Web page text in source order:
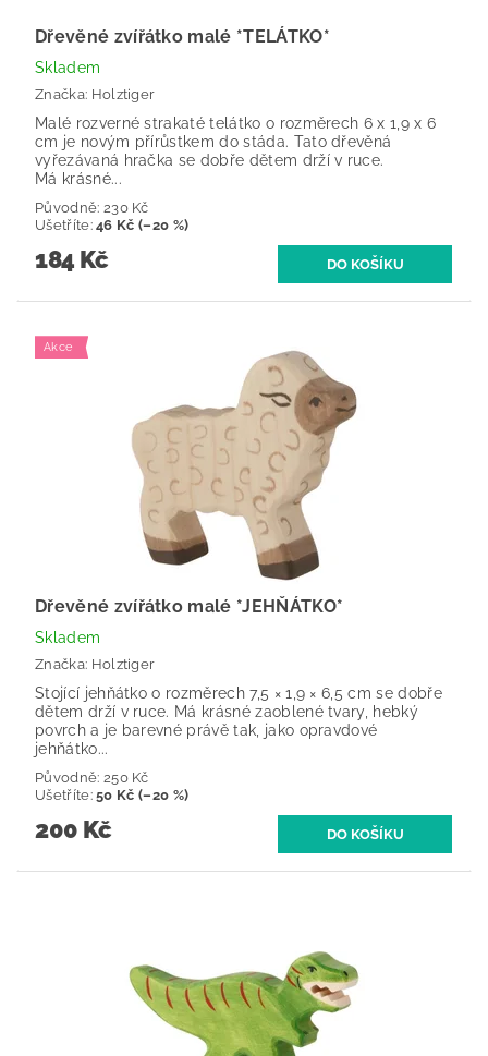
Dřevěné zvířátko malé *TELÁTKO*
Skladem
Značka: Holztiger
Malé rozverné strakaté telátko o rozměrech 6 x 1,9 x 6
cm je novým přírůstkem do stáda. Tato dřevěná
vyřezávaná hračka se dobře dětem drží v ruce.
Má krásné...
Původně: 230 Kč
Ušetříte:46 Kč (–20 %)
184 Kč
Akce
Dřevěné zvířátko malé *JEHŇÁTKO*
Skladem
Značka: Holztiger
Stojící jehňátko o rozměrech 7,5 × 1,9 × 6,5 cm se dobře
dětem drží v ruce. Má krásné zaoblené tvary, hebký
povrch a je barevné právě tak, jako opravdové
jehňátko...
Původně: 250 Kč
Ušetříte:50 Kč (–20 %)
200 Kč